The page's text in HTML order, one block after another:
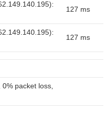
127 ms
127 ms
packet loss,